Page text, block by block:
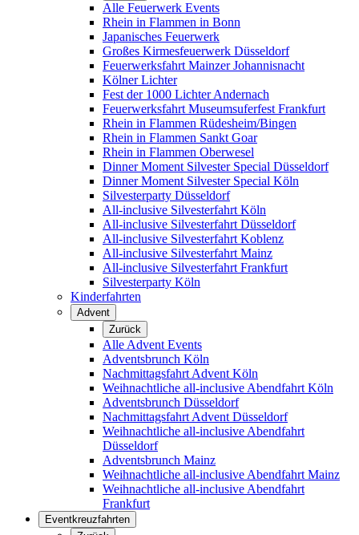
Alle Feuerwerk Events
Rhein in Flammen in Bonn
Japanisches Feuerwerk
Großes Kirmesfeuerwerk Düsseldorf
Feuerwerksfahrt Mainzer Johannisnacht
Kölner Lichter
Fest der 1000 Lichter Andernach
Feuerwerksfahrt Museumsuferfest Frankfurt
Rhein in Flammen Rüdesheim/Bingen
Rhein in Flammen Sankt Goar
Rhein in Flammen Oberwesel
Dinner Moment Silvester Special Düsseldorf
Dinner Moment Silvester Special Köln
Silvesterparty Düsseldorf
All-inclusive Silvesterfahrt Köln
All-inclusive Silvesterfahrt Düsseldorf
All-inclusive Silvesterfahrt Koblenz
All-inclusive Silvesterfahrt Mainz
All-inclusive Silvesterfahrt Frankfurt
Silvesterparty Köln
Kinderfahrten
Advent
Zurück
Alle Advent Events
Adventsbrunch Köln
Nachmittagsfahrt Advent Köln
Weihnachtliche all-inclusive Abendfahrt Köln
Adventsbrunch Düsseldorf
Nachmittagsfahrt Advent Düsseldorf
Weihnachtliche all-inclusive Abendfahrt
Düsseldorf
Adventsbrunch Mainz
Weihnachtliche all-inclusive Abendfahrt Mainz
Weihnachtliche all-inclusive Abendfahrt
Frankfurt
Eventkreuzfahrten